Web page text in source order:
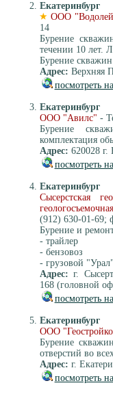
Екатеринбург
ООО
14
Бурение
течении 10 лет.
Бурение
Адрес: Верхняя
посмотреть
Екатеринбург
ООО "Авилс" -
Бурение
комплектация
Адрес: 620028 г.
посмотреть
Екатеринбург
Сысерстская
(912) 630-01-69;
Бурение и
- трайлер
- бензовоз
- грузовой "Урал"
Адрес: г.
168 (головной
посмотреть
Екатеринбург
ООО
Бурение
отверстий во
Адрес: г.
посмотреть